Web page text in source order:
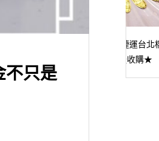
不只是
▶台
勞力